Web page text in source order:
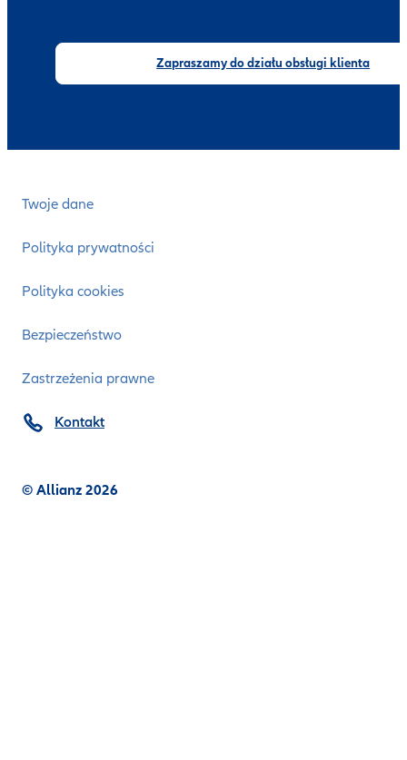
Zapraszamy do działu obsługi klienta
Twoje dane
Polityka prywatności
Polityka cookies
Bezpieczeństwo
Zastrzeżenia prawne
© Allianz 2026
Kontakt